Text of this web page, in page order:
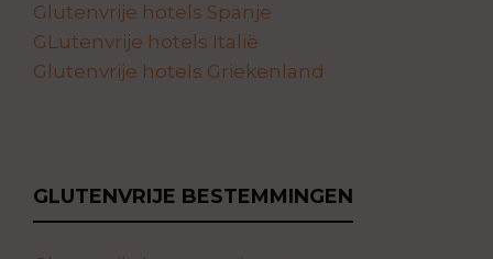
Glutenvrije hotels Spanje
GLutenvrije hotels Italië
Glutenvrije hotels Griekenland
GLUTENVRIJE BESTEMMINGEN